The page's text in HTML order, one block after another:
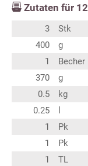
Zutaten für 12
3 Stk
400
g
1
Becher
370
g
0.5
kg
0.25
1
Pk
1
Pk
1
TL